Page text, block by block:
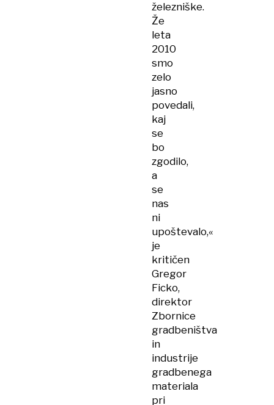
železniške.
Že
leta
2010
smo
zelo
jasno
povedali,
kaj
se
bo
zgodilo,
a
se
nas
ni
upoštevalo,«
je
kritičen
Gregor
Ficko,
direktor
Zbornice
gradbeništva
in
industrije
gradbenega
materiala
pri